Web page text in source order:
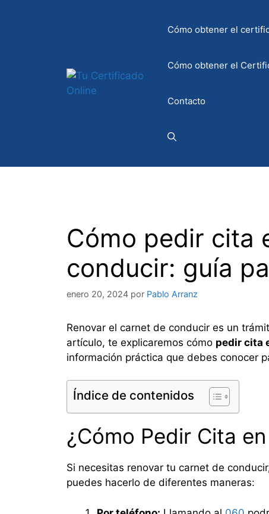
Cómo obtener el
Cómo obtener el
Contacto
Cómo pedir cita
conducir: guía
enero 20, 2024 por Pablo Arranz
Renovar el carnet de conducir es un
artículo, te explicaremos cómo pedir cita
información práctica que debes conocer
Índice de contenidos
¿Cómo Pedir Cita
Si necesitas renovar tu carnet de
puedes hacerlo de diferentes maneras: